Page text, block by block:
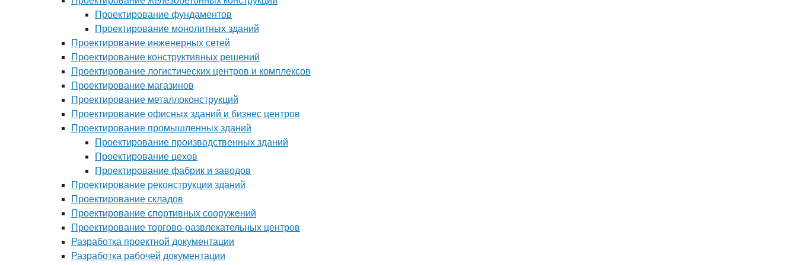
Проектирование фундаментов
Проектирование монолитных зданий
Проектирование инженерных сетей
Проектирование конструктивных решений
Проектирование логистических центров и комплексов
Проектирование магазинов
Проектирование металлоконструкций
Проектирование офисных зданий и бизнес центров
Проектирование промышленных зданий
Проектирование производственных зданий
Проектирование цехов
Проектирование фабрик и заводов
Проектирование реконструкции зданий
Проектирование складов
Проектирование спортивных сооружений
Проектирование торгово-развлекательных центров
Разработка проектной документации
Разработка рабочей документации